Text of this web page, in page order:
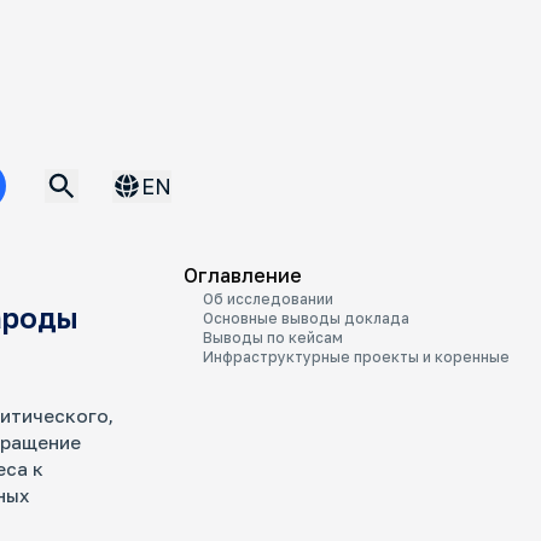
EN
к
Оглавление
Об исследовании
Основные выводы доклада
Выводы по кейсам
Инфраструктурные проекты и коренные